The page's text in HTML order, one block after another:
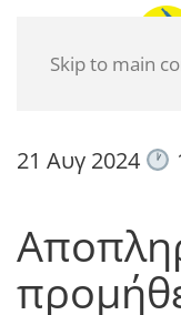
Skip to main
21 Αυγ 2024